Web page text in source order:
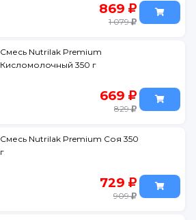
869
1 079
Смесь Nutrilak Premium
Кисломолочный 350 г
669
829
Смесь Nutrilak Premium Соя 350
г
729
909